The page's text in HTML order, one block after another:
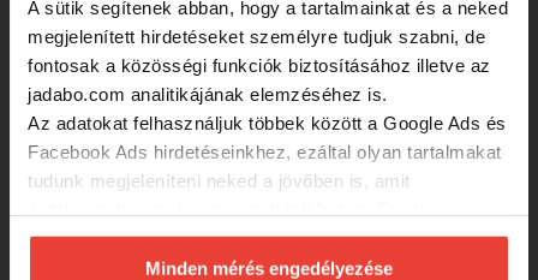
A sütik segítenek abban, hogy a tartalmainkat és a neked
megjelenített hirdetéseket személyre tudjuk szabni, de
fontosak a közösségi funkciók biztosításához illetve az
jadabo.com analitikájának elemzéséhez is.
Az adatokat felhasználjuk többek között a Google Ads és
Facebook Ads hirdetéseinkhez, ezáltal olyan tartalmakat
tudunk megjeleníteni neked a jövőben is, amit
biztosításához arra kérünk, hogy engedd meg
számunkra minden mérés használatát.
Minden mérés engedélyezése
Benzár Jelly Baits Caviar
1 100 Ft
MS RANGE Easy Hook Boilie Fluo RC
red-chartreuse/Fluo piros